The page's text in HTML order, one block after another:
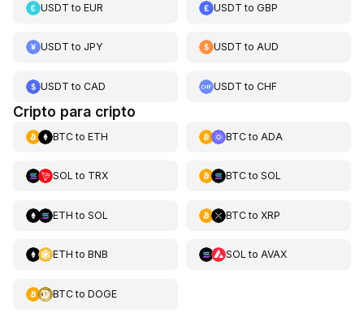
USDT to EUR USDT toGBP
USDT to JPY USDT toAUD
USDT to CAD USDT toCHF
Cripto para cripto
BTCto ETH BTCto ADA
SOL to TRX BTCto SOL
ETH to SOL BTCto XRP
ETH to BNB SOL to AVAX
BTCto DOGE